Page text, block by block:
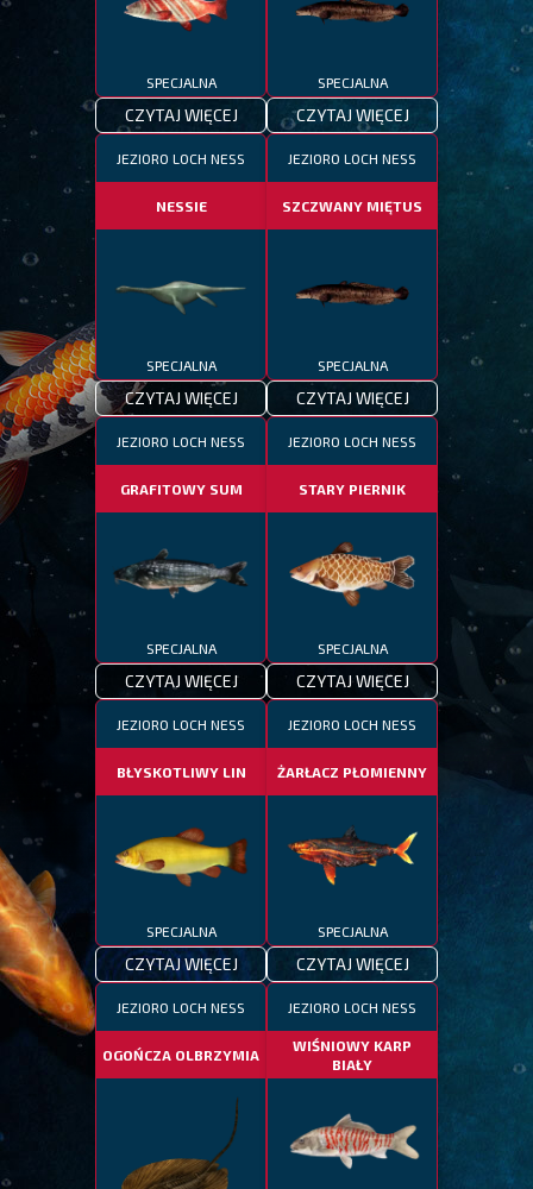
SPECJALNA
CZYTAJ WIĘCEJ
SPECJALNA
CZYTAJ WIĘCEJ
JEZIORO LOCH NESS
NESSIE
SPECJALNA
CZYTAJ WIĘCEJ
JEZIORO LOCH NESS
SZCZWANY MIĘTUS
SPECJALNA
CZYTAJ WIĘCEJ
JEZIORO LOCH NESS
GRAFITOWY SUM
SPECJALNA
CZYTAJ WIĘCEJ
JEZIORO LOCH NESS
STARY PIERNIK
SPECJALNA
CZYTAJ WIĘCEJ
JEZIORO LOCH NESS
BŁYSKOTLIWY LIN
SPECJALNA
CZYTAJ WIĘCEJ
JEZIORO LOCH NESS
ŻARŁACZ PŁOMIENNY
SPECJALNA
CZYTAJ WIĘCEJ
JEZIORO LOCH NESS
OGOŃCZA OLBRZYMIA
JEZIORO LOCH NESS
WIŚNIOWY KARP
BIAŁY